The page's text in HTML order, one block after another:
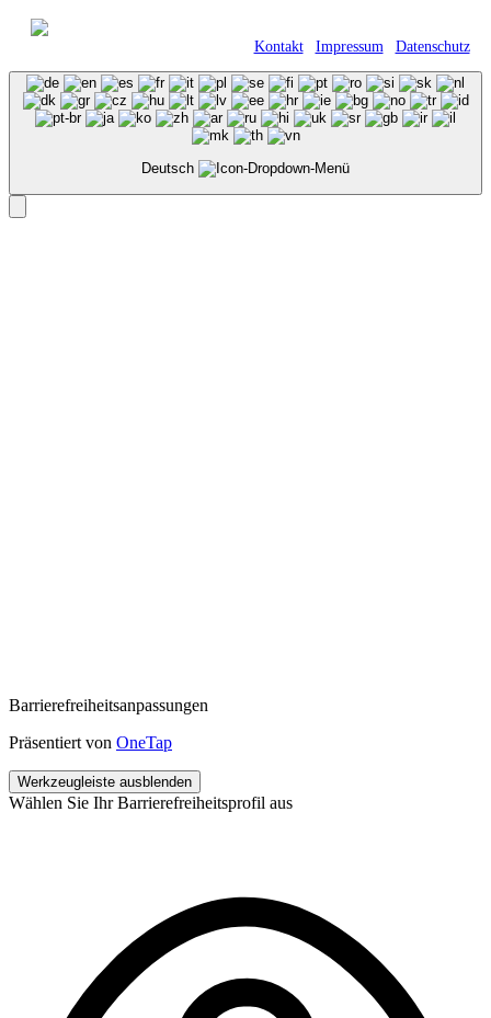
Kontakt| Impressum Datenschutz
Deutsch
Barrierefreiheitsanpassungen
Präsentiert von OneTap
Werkzeugleiste ausblenden
Wählen Sie Ihr Barrierefreiheitsprofil aus